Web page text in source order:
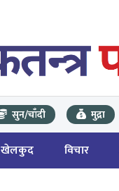
सुन/चाँदी मुद्रा
खेलकुद विचार